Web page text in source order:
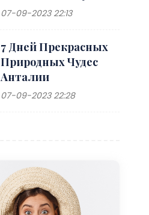
07-09-2023 22:13
7 Дней Прекрасных
Природных Чудес
Анталии
07-09-2023 22:28